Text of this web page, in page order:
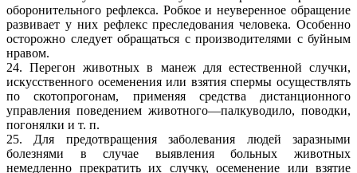
оборонительного рефлекса. Робкое и неуверенное обращение
развивает у них рефлекс преследования человека. Особенно
осторожно следует обращаться с производителями с буйным
нравом.
24. Перегон животных в манеж для естественной случки,
искусственного осеменения или взятия спермы осуществлять
по скотопрогонам, применяя средства дистанционного
управления поведением животного—палкуводило, поводки,
погонялки и т. п.
25. Для предотвращения заболевания людей заразными
болезнями в случае выявления больных животных
немедленно прекратить их случку, осеменение или взятие